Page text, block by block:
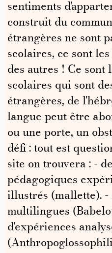
sentiments
construit du
étrangères ne sont
scolaires, ce sont
des autres ! Ce sont
scolaires qui sont
étrangères, de
langue peut être
ou une porte, un
défi : tout est
site on trouvera : -
pédagogiques
illustrés (mallette). -
multilingues
d'expériences